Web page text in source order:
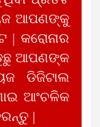
ଆପଣଙ୍କୁ
| କରୋନାର
ଆପଣଙ୍କ
ଡିଜିଟାଲ
ଆଂଚଳିକ
|